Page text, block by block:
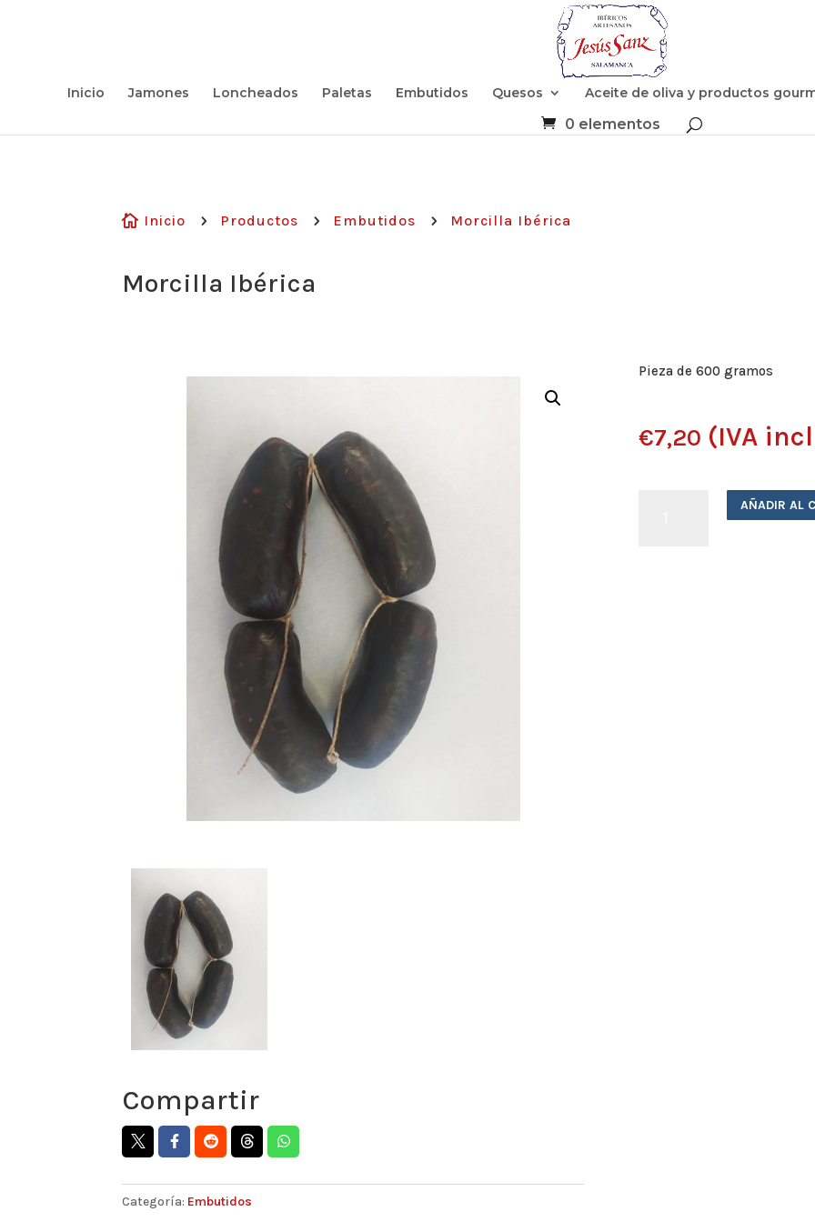
Inicio Jamones Loncheados Paletas Embutidos Quesos Aceite de oliva y productos
0 elementos
 Inicio 5 Productos 5 Embutidos 5 Morcilla Ibérica
Morcilla Ibérica
Compartir
Categoría: Embutidos
Pieza de 600 gramos
€7,20 (IVA
AÑADIR AL